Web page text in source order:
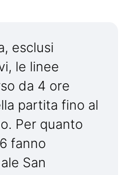
esclusi
le linee
da 4 ore
partita fino al
Per quanto
fanno
San